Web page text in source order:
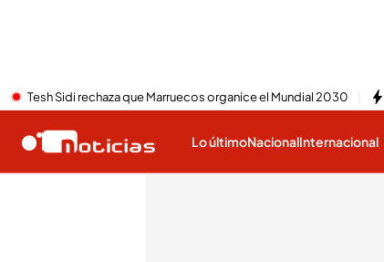
Tesh Sidi rechaza que Marruecos organice el Mundial 2030
Lo últimoNacionalInternacional